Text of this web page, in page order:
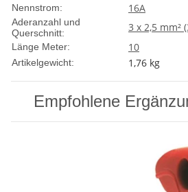
Nennstrom: 16A
Aderanzahl und
Querschnitt:
3 x 2,5 mm²
Länge Meter: 10
Artikelgewicht: 1,76 kg
Empfohlene